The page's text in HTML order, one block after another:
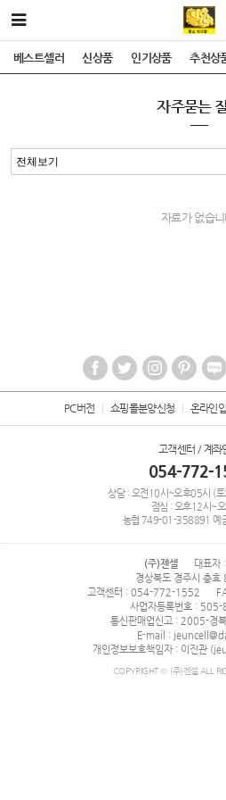
베스트셀러 신상품 인기상품 추천상
자주묻는
자료가 없습니
PC버전 쇼핑몰분양신청 온라인
고객센터 / 계좌
054-772-
상담 : 오전10시~오후05시 (토
점심 : 오후12시~오
농협 749-01-358891 예
(주)젠셀
대표자
경상북도 경주시 충효
고객센터 : 054-772-1552
사업자등록번호 :
통신판매업신고 : 2005-경
E-mail :
개인정보보호책임자 : 이진관
COPYRIGHT © (주)젠셀 ALL